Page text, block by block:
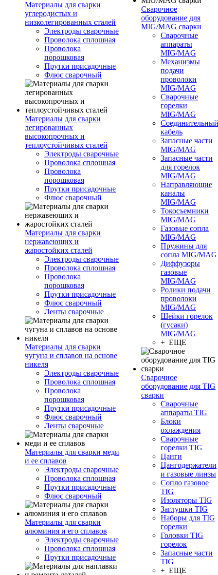
Материалы для сварки
углеродистых и
низколегированных сталей
Электроды сварочные
Проволока сплошная
Проволока
порошковая
Прутки присадочные
Флюс сварочный
Материалы для сварки
легированных
высокопрочных и
теплоустойчивых сталей
Электроды сварочные
Проволока сплошная
Проволока
порошковая
Прутки присадочные
Флюс сварочный
Материалы для сварки
нержавеющих и
жаростойких сталей
Электроды сварочные
Проволока сплошная
Проволока
порошковая
Прутки присадочные
Флюс сварочный
Ленты сварочные
Материалы для сварки
чугуна и сплавов на основе
никеля
Электроды сварочные
Проволока сплошная
Проволока
порошковая
Прутки присадочные
Флюс сварочный
Ленты сварочные
Материалы для сварки меди
и ее сплавов
Электроды сварочные
Проволока сплошная
Прутки присадочные
Флюс сварочный
Материалы для сварки
алюминия и его сплавов
Электроды сварочные
Проволока сплошная
Прутки присадочные
Сварочное
оборудование для
MIG/MAG сварки
Сварочные
аппараты
MIG/MAG
Механизмы
подачи
проволоки
MIG/MAG
Сварочные
горелки
MIG/MAG
Соединительный
кабель
Запасные части
MIG/MAG
Запасные части
для горелок
MIG/MAG
Направляющие
каналы
MIG/MAG
Токосъемники
MIG/MAG
Газовые сопла
MIG/MAG
Пружины для
сопла MIG/MAG
Диффузоры
газовые
MIG/MAG
Ролики подачи
проволоки
MIG/MAG
Шейки горелок
(гусаки)
MIG/MAG
+ ЕЩЕ
Сварочное
оборудование для TIG
сварки
Сварочные
аппараты TIG
Блоки
охлаждения
Сварочные
горелки TIG
Цанги
Цангодержатели
и газовые линзы
Сопло газовое
TIG
Изоляторы TIG
Заглушки TIG
Наборы для TIG
горелки
Головки TIG
горелок
Запасные части
TIG
+ ЕЩЕ